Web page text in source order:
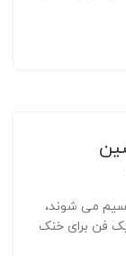
می شوند،
فن برای خنک